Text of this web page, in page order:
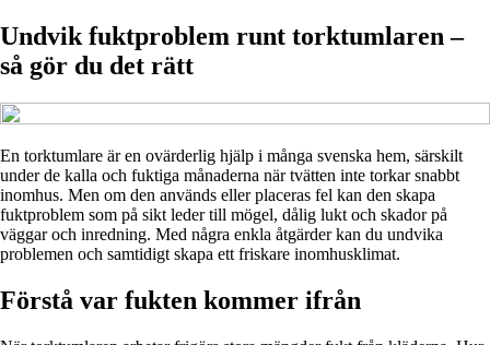
Undvik fuktproblem runt torktumlaren –
så gör du det rätt
En torktumlare är en ovärderlig hjälp i många svenska hem, särskilt
under de kalla och fuktiga månaderna när tvätten inte torkar snabbt
inomhus. Men om den används eller placeras fel kan den skapa
fuktproblem som på sikt leder till mögel, dålig lukt och skador på
väggar och inredning. Med några enkla åtgärder kan du undvika
problemen och samtidigt skapa ett friskare inomhusklimat.
Förstå var fukten kommer ifrån